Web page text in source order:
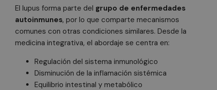
El lupus forma parte del grupo de enfermedades
autoinmunes, por lo que comparte mecanismos
comunes con otras condiciones similares. Desde la
medicina integrativa, el abordaje se centra en:
Regulación del sistema inmunológico
Disminución de la inflamación sistémica
Equilibrio intestinal y metabólico